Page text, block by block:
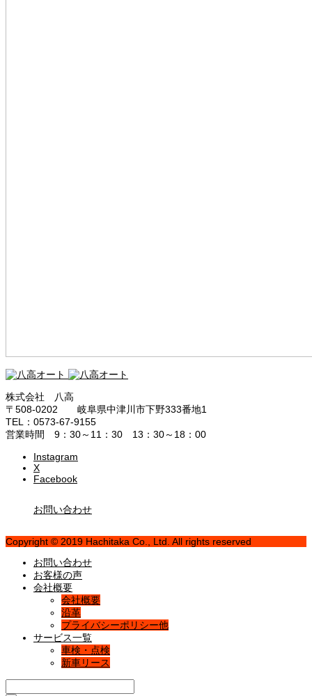
株式会社 八高
〒508-0202 岐阜県中津川市下野333番地1
TEL：0573-67-9155
営業時間 9：30～11：30 13：30～18：00
Instagram
X
Facebook
お問い合わせ
Copyright © 2019 Hachitaka Co., Ltd. All rights reserved
お問い合わせ
お客様の声
会社概要
会社概要
沿革
プライバシーポリシー他
サービス一覧
車検・点検
新車リース